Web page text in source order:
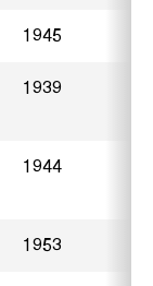
1945
1939
1944
1953